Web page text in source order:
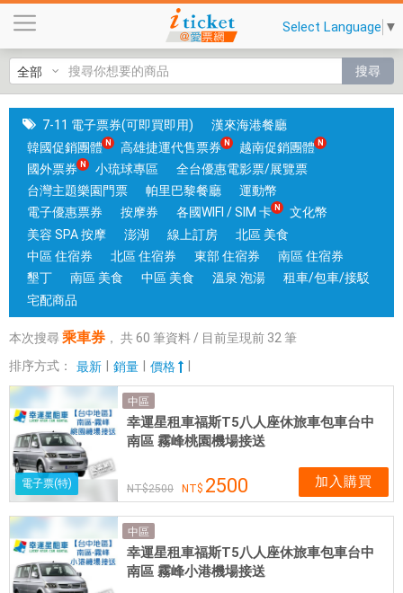
券
|
國
旅
卡
門
市
可
核
銷
；
售
各
實
網
卡
即
買
用
Select Language ▼
搜尋
7-11 電子票券(可即買即用)
漢來海港餐廳
韓國促銷團體
高雄捷運代售票券
越南促銷團體
國外票券
小琉球專區
全台優惠電影票/展覽票
台灣主題樂園門票
帕里巴黎餐廳
運動幣
電子優惠票券
按摩券 各國WIFI / SIM 卡
文化幣
美容 SPA 按摩
澎湖 線上訂房
北區 美食
中區 住宿券
北區 住宿券 東部 住宿券
南區 住宿券
墾丁
南區 美食 中區 美食 溫泉 泡湯
租車/包車/接駁
宅配商品
本次搜尋 乘車券 ， 共60 筆資料 / 目前呈現前 32 筆
排序方式：
最新 銷量 價格
電子票(特)
中區
幸運星租車福斯T5八人座休旅車包車台中
南區 霧峰桃園機場接送
2500 2500 加入購買
中區
幸運星租車福斯T5八人座休旅車包車台中
南區 霧峰小港機場接送